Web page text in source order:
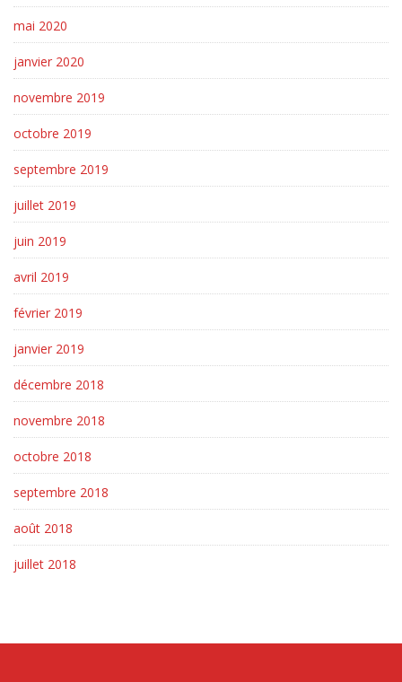
mai 2020
janvier 2020
novembre 2019
octobre 2019
septembre 2019
juillet 2019
juin 2019
avril 2019
février 2019
janvier 2019
décembre 2018
novembre 2018
octobre 2018
septembre 2018
août 2018
juillet 2018